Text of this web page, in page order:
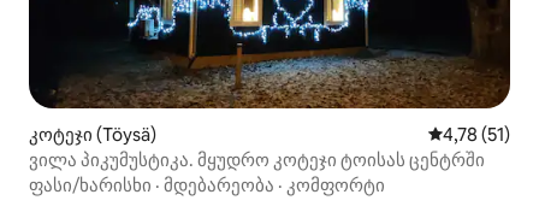
კოტეჯი (Töysä) საშუალო
4,78 (51)
ვილა პიკუმუსტიკა. მყუდრო კოტეჯი ტოისას ცენტრში
ფასი/ხარისხი · მდებარეობა · კომფორტი